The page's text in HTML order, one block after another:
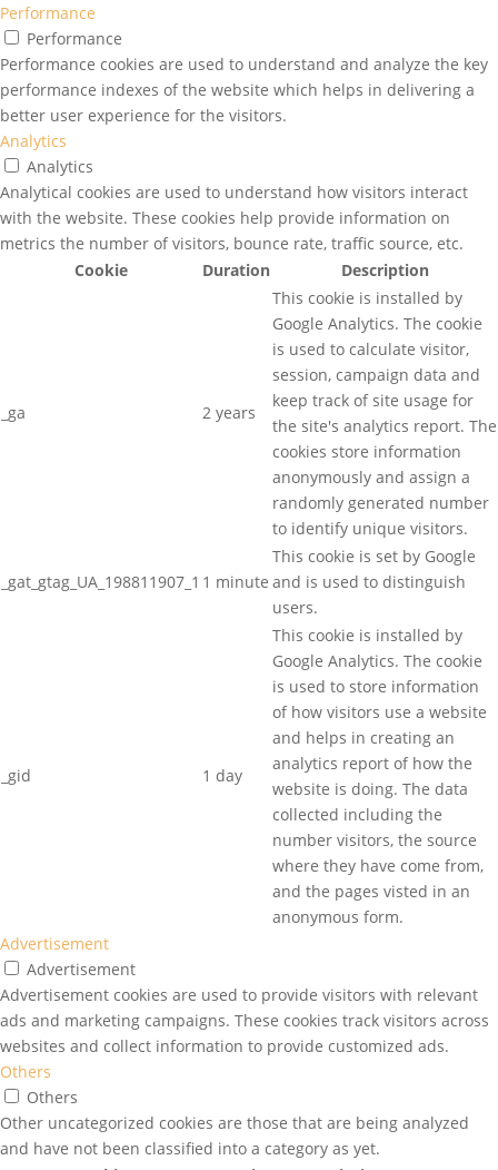
Performance
Performance
Performance cookies are used to understand and analyze the key
performance indexes of the website which helps in delivering a
better user experience for the visitors.
Analytics
Analytics
Analytical cookies are used to understand how visitors interact
with the website. These cookies help provide information on
metrics the number of visitors, bounce rate, traffic source, etc.
Cookie
Duration Description
_ga 2 years
This cookie is installed by
Google Analytics. The cookie
is used to calculate visitor,
session, campaign data and
keep track of site usage for
the site's analytics report. The
cookies store information
anonymously and assign a
randomly generated number
to identify unique visitors.
_gat_gtag_UA_198811907_1 1 minute
This cookie is set by Google
and is used to distinguish
users.
_gid 1 day
This cookie is installed by
Google Analytics. The cookie
is used to store information
of how visitors use a website
and helps in creating an
analytics report of how the
website is doing. The data
collected including the
number visitors, the source
where they have come from,
and the pages visted in an
anonymous form.
Advertisement
Advertisement
Advertisement cookies are used to provide visitors with relevant
ads and marketing campaigns. These cookies track visitors across
websites and collect information to provide customized ads.
Others
Others
Other uncategorized cookies are those that are being analyzed
and have not been classified into a category as yet.